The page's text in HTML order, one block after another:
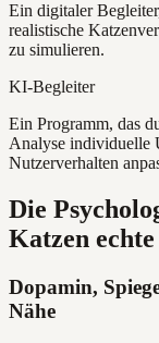
Ein digitaler
realistische
zu simulieren.
KI-Begleiter
Ein Programm, das
Analyse individuelle
Nutzerverhalten
Die
Katzen
Dopamin,
Nähe